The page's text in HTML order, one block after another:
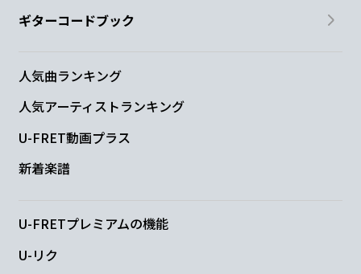
ギターコードブック
人気曲ランキング
人気アーティストランキング
U-FRET動画プラス
新着楽譜
U-FRETプレミアムの機能
U-リク